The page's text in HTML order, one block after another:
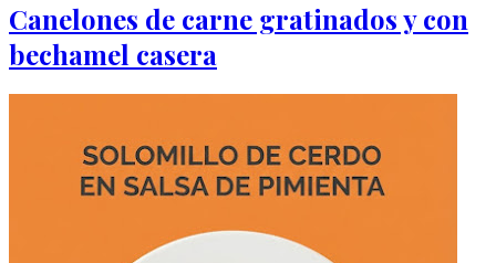
Canelones de carne gratinados y con
bechamel casera